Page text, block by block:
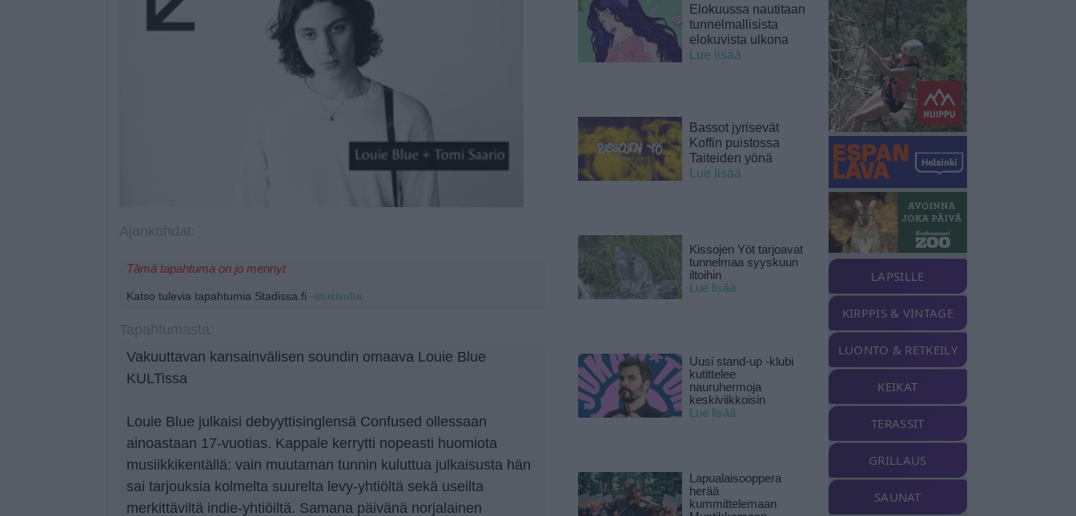
Tämä tapahtuma on jo mennyt
Katso tulevia tapahtumia Stadissa.fi -etusivulta.
Vakuuttavan kansainvälisen soundin omaava Louie Blue
KULTissa
Louie Blue julkaisi debyyttisinglensä Confused ollessaan
ainoastaan 17-vuotias. Kappale kerrytti nopeasti huomiota
musiikkikentällä: vain muutaman tunnin kuluttua julkaisusta hän
sai tarjouksia kolmelta suurelta levy-yhtiöltä sekä useilta
merkittäviltä indie-yhtiöiltä. Samana päivänä norjalainen
Elokuussa nautitaan
tunnelmallisista
elokuvista ulkona
Lue lisää
Bassot jyrisevät
Koffin puistossa
Taiteiden yönä
Lue lisää
Kissojen Yöt tarjoavat
tunnelmaa syyskuun
iltoihin
Lue lisää
Uusi stand-up -klubi
kutittelee
nauruhermoja
keskiviikkoisin
Lue lisää
Lapualaisooppera
herää
kummittelemaan
LAPSILLE
KIRPPIS & VINTAGE
LUONTO & RETKEILY
KEIKAT
TERASSIT
GRILLAUS
SAUNAT